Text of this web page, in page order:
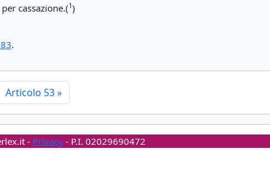
cassazione.(1)
.
Articolo 53»
- Privacy- P.I. 02029690472